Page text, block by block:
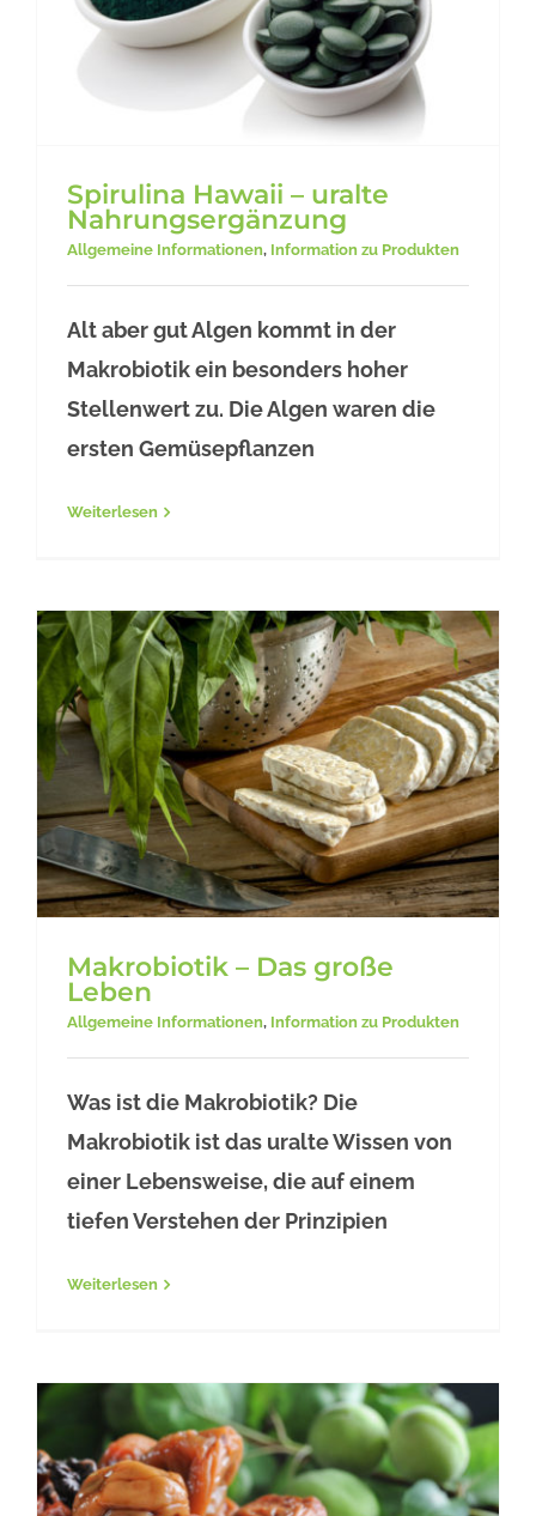
Spirulina Hawaii – uralte
Nahrungsergänzung
Spirulina Hawaii – uralte
Nahrungsergänzung
Allgemeine Informationen, Information zu Produkten
Alt aber gut Algen kommt in der
Makrobiotik ein besonders hoher
Stellenwert zu. Die Algen waren die
ersten Gemüsepflanzen
Weiterlesen
Makrobiotik – Das große Leben
Makrobiotik – Das große
Leben
Allgemeine Informationen, Information zu Produkten
Was ist die Makrobiotik? Die
Makrobiotik ist das uralte Wissen von
einer Lebensweise, die auf einem
tiefen Verstehen der Prinzipien
Weiterlesen